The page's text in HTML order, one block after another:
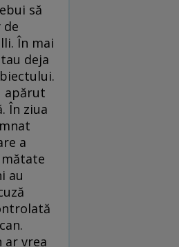
să
de
În mai
deja
apărut
În ziua
a
au
ar vrea